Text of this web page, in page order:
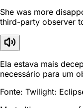
She was more
third-party observer
Ela estava mais
necessário para um
Fonte: Twilight: